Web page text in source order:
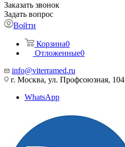
Заказать звонок
Задать вопрос
Войти
Корзина0
Отложенные0
info@viterramed.ru
г. Москва, ул. Профсоюзная, 104
WhatsApp